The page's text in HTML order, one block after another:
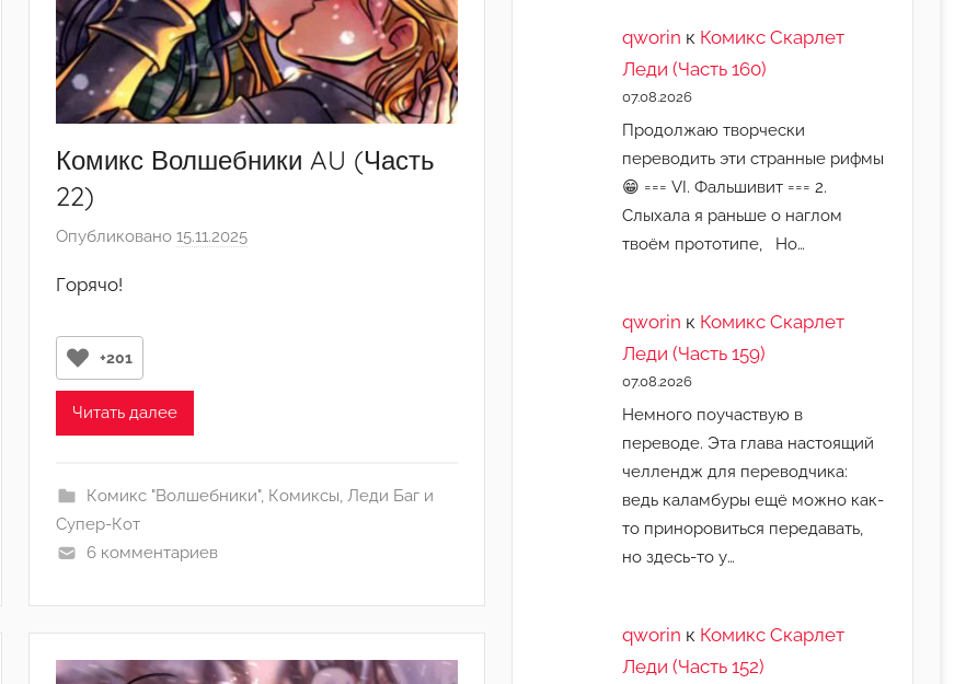
Комикс Волшебники AU (Часть
22)
Опубликовано15.11.2025
e
_
1
5
Горячо!
+201
Читать далее
Комикс "Волшебники", Комиксы, Леди Баг и
Супер-Кот
6 комментариев
qworin к Комикс Скарлет
Леди (Часть 160)
07.08.2026
Продолжаю творчески
переводить эти странные рифмы
😁 === VI. Фальшивит === 2.
Слыхала я раньше о наглом
твоём прототипе, Но…
qworin к Комикс Скарлет
Леди (Часть 159)
07.08.2026
Немного поучаствую в
переводе. Эта глава настоящий
челлендж для переводчика:
ведь каламбуры ещё можно как-
то приноровиться передавать,
но здесь-то у…
qworin к Комикс Скарлет
Леди (Часть 152)